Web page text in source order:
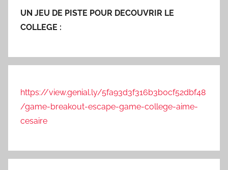
UN JEU DE PISTE POUR DECOUVRIR LE
COLLEGE :
https://view.genial.ly/5fa93d3f316b3b0cf52dbf48
/game-breakout-escape-game-college-aime-
cesaire